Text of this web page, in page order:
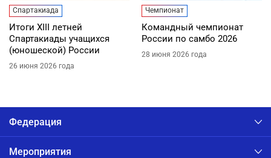
Спартакиада
Итоги XIII летней
Спартакиады учащихся
(юношеской) России
26 июня 2026 года
Чемпионат
Командный чемпионат
России по самбо 2026
28 июня 2026 года
Федерация
Мероприятия